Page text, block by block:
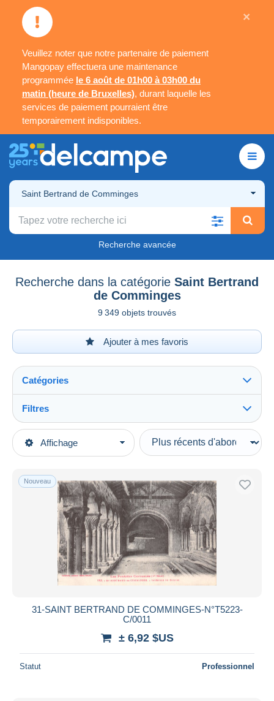
Veuillez noter que notre partenaire de paiement
Mangopay effectuera une maintenance
programmée le 6 août de 01h00 à 03h00 du
matin (heure de Bruxelles), durant laquelle les
services de paiement pourraient être
temporairement indisponibles.
×
Saint Bertrand de Comminges
Recherche avancée
Recherche dans la catégorie Saint Bertrand
de Comminges
9 349 objets trouvés
Ajouter à mes favoris
Affichage
Catégories
Catégories principales
Europe
France
[31] Haute Garonne
Saint Bertrand de Comminges
Filtres
Types de vente
En cours
Prix fixes
Enchères avec offres
Enchères sans offres
Maisons de vente
Vendus
Toutes les durées
depuis
jours
Prix
Nouveau
31-SAINT BERTRAND DE COMMINGES-N°T5223-
C/0011
± 6,92 $US
Statut Professionnel